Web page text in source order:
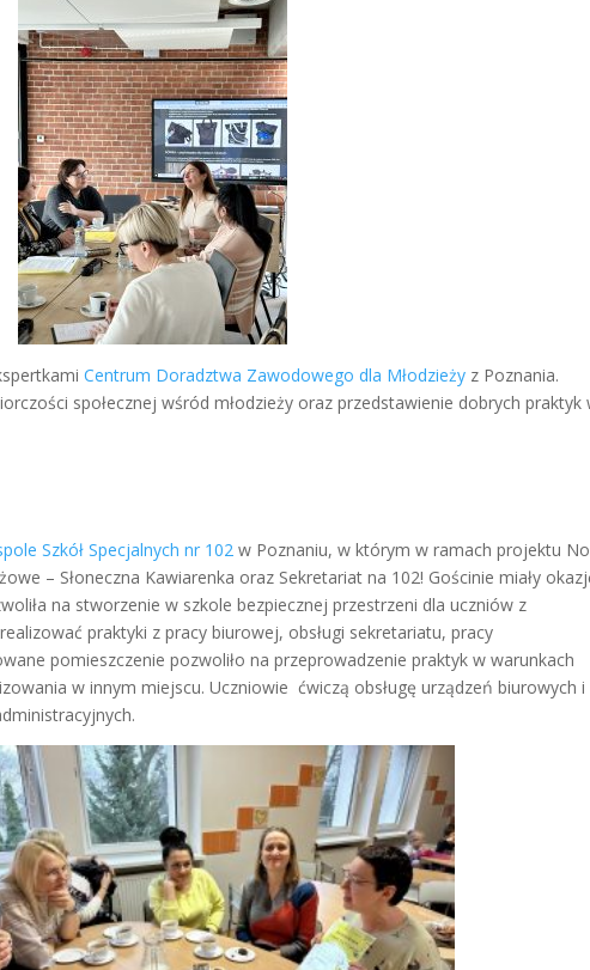
Centrum Doradztwa Zawodowego dla Młodzieży z Poznania.
społecznej wśród młodzieży oraz przedstawienie dobrych praktyk
Szkół Specjalnych nr 102 w Poznaniu, w którym w ramach projektu
– Słoneczna Kawiarenka oraz Sekretariat na 102! Gościnie miały
na stworzenie w szkole bezpiecznej przestrzeni dla uczniów z
praktyki z pracy biurowej, obsługi sekretariatu, pracy
pomieszczenie pozwoliło na przeprowadzenie praktyk w warunkach
w innym miejscu. Uczniowie ćwiczą obsługę urządzeń biurowych i